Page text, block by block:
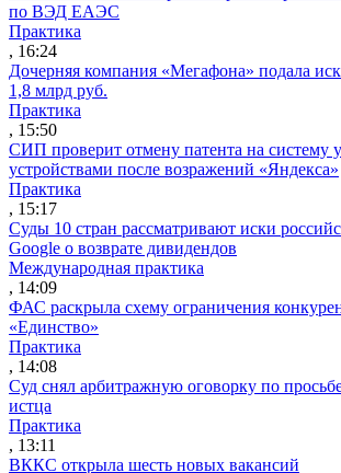
по ВЭД ЕАЭС
Практика
, 16:24
Дочерняя компания «Мегафона» подала
1,8 млрд руб.
Практика
, 15:50
СИП проверит отмену патента на систему
устройствами после возражений «Яндекса»
Практика
, 15:17
Суды 10 стран рассматривают иски
Google о возврате дивидендов
Международная практика
, 14:09
ФАС раскрыла схему ограничения
«Единство»
Практика
, 14:08
Суд снял арбитражную оговорку по
истца
Практика
, 13:11
ВККС открыла шесть новых вакансий